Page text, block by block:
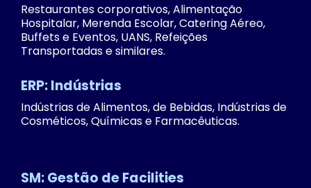
Restaurantes corporativos, Alimentação
Hospitalar, Merenda Escolar, Catering Aéreo,
Buffets e Eventos, UANS, Refeições
Transportadas e similares.
ERP: Indústrias
Indústrias de Alimentos, de Bebidas, Indústrias de
Cosméticos, Químicas e Farmacêuticas.
SM: Gestão de Facilities